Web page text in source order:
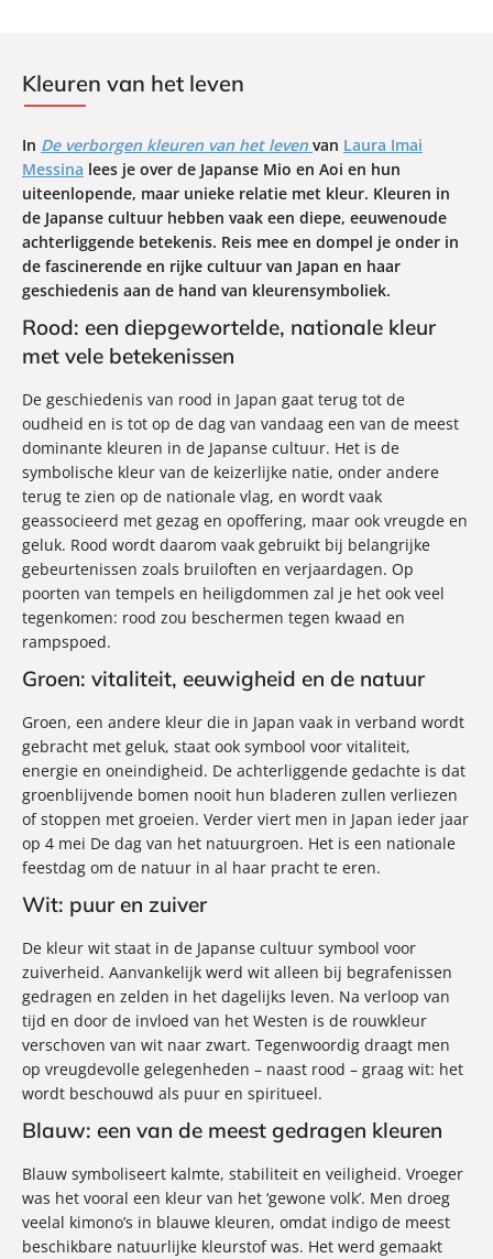
Kleuren van het leven
In De verborgen kleuren van het leven van Laura Imai
Messina lees je over de Japanse Mio en Aoi en hun
uiteenlopende, maar unieke relatie met kleur. Kleuren in
de Japanse cultuur hebben vaak een diepe, eeuwenoude
achterliggende betekenis. Reis mee en dompel je onder in
de fascinerende en rijke cultuur van Japan en haar
geschiedenis aan de hand van kleurensymboliek.
Rood: een diepgewortelde, nationale kleur
met vele betekenissen
De geschiedenis van rood in Japan gaat terug tot de
oudheid en is tot op de dag van vandaag een van de meest
dominante kleuren in de Japanse cultuur. Het is de
symbolische kleur van de keizerlijke natie, onder andere
terug te zien op de nationale vlag, en wordt vaak
geassocieerd met gezag en opoffering, maar ook vreugde en
geluk. Rood wordt daarom vaak gebruikt bij belangrijke
gebeurtenissen zoals bruiloften en verjaardagen. Op
poorten van tempels en heiligdommen zal je het ook veel
tegenkomen: rood zou beschermen tegen kwaad en
rampspoed.
Groen: vitaliteit, eeuwigheid en de natuur
Groen, een andere kleur die in Japan vaak in verband wordt
gebracht met geluk, staat ook symbool voor vitaliteit,
energie en oneindigheid. De achterliggende gedachte is dat
groenblijvende bomen nooit hun bladeren zullen verliezen
of stoppen met groeien. Verder viert men in Japan ieder jaar
op 4 mei De dag van het natuurgroen. Het is een nationale
feestdag om de natuur in al haar pracht te eren.
Wit: puur en zuiver
De kleur wit staat in de Japanse cultuur symbool voor
zuiverheid. Aanvankelijk werd wit alleen bij begrafenissen
gedragen en zelden in het dagelijks leven. Na verloop van
tijd en door de invloed van het Westen is de rouwkleur
verschoven van wit naar zwart. Tegenwoordig draagt men
op vreugdevolle gelegenheden – naast rood – graag wit: het
wordt beschouwd als puur en spiritueel.
Blauw: een van de meest gedragen kleuren
Blauw symboliseert kalmte, stabiliteit en veiligheid. Vroeger
was het vooral een kleur van het ‘gewone volk’. Men droeg
veelal kimono’s in blauwe kleuren, omdat indigo de meest
beschikbare natuurlijke kleurstof was. Het werd gemaakt